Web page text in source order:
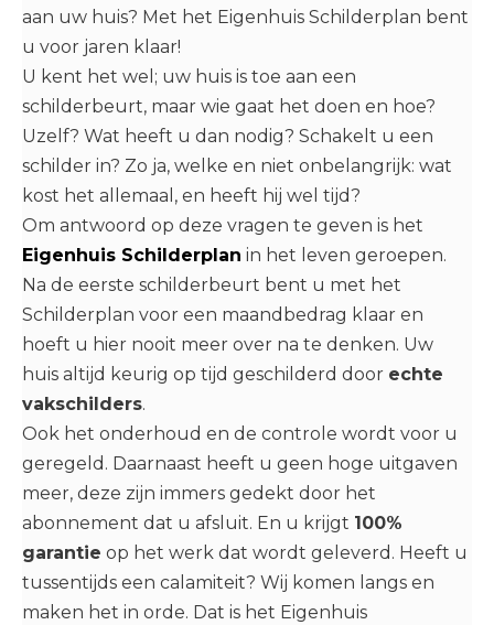
aan uw huis? Met het Eigenhuis Schilderplan bent
u voor jaren klaar!
U kent het wel; uw huis is toe aan een
schilderbeurt, maar wie gaat het doen en hoe?
Uzelf? Wat heeft u dan nodig? Schakelt u een
schilder in? Zo ja, welke en niet onbelangrijk: wat
kost het allemaal, en heeft hij wel tijd?
Om antwoord op deze vragen te geven is het
Eigenhuis Schilderplan in het leven geroepen.
Na de eerste schilderbeurt bent u met het
Schilderplan voor een maandbedrag klaar en
hoeft u hier nooit meer over na te denken. Uw
huis altijd keurig op tijd geschilderd door echte
vakschilders.
Ook het onderhoud en de controle wordt voor u
geregeld. Daarnaast heeft u geen hoge uitgaven
meer, deze zijn immers gedekt door het
abonnement dat u afsluit. En u krijgt 100%
garantie op het werk dat wordt geleverd. Heeft u
tussentijds een calamiteit? Wij komen langs en
maken het in orde. Dat is het Eigenhuis